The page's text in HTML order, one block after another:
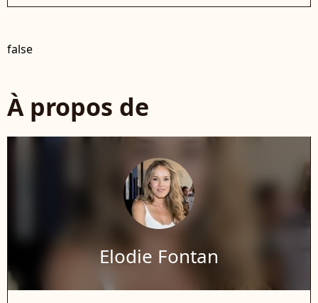
false
À propos de
Elodie Fontan